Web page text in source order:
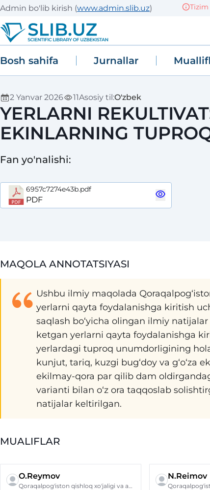
Admin bo'lib kirish (www.admin.slib.uz) Tizim
Bosh sahifa Jurnallar
2 Yanvar 2026 11Asosiy til:O'zbek
YERLARNI
EKINLARNING
Fan yo'nalishi:
6957c7274e43b.pdf
PDF
MAQOLA ANNOTATSIYASI
Ushbu ilmiy maqolada
yerlarni qayta foydalanishga kiritish
saqlash bо‘yicha olingan ilmiy
ketgan yerlarni qayta foydalanishga
yerlardagi tuproq unumdorligining
kunjut, tariq, kuzgi bug‘doy va g‘о‘za
ekilmay-qora par qilib dam
varianti bilan о‘z ora taqqoslab
natijalar keltirilgan.
MUALIFLAR
O.Reymov
Qoraqalpog'iston qishloq xo'jaligi va agrotexnologiyalar instituti
N.Reimov